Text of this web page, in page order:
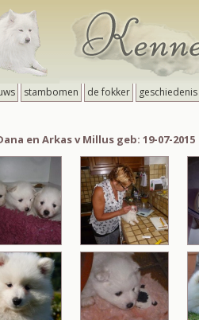
stambomen de fokker geschiedenis
en Arkas v Millus geb: 19-07-2015